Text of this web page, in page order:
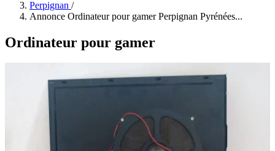
Perpignan /
Annonce Ordinateur pour gamer Perpignan Pyrénées...
Ordinateur pour gamer